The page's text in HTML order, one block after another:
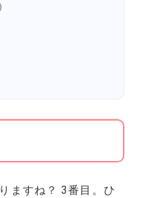
ますね？ 3番目。ひ